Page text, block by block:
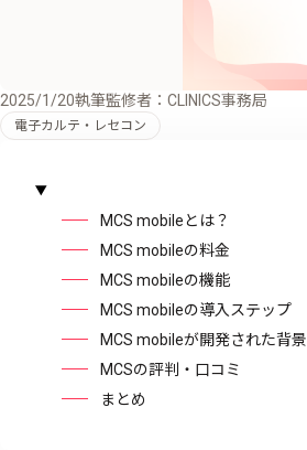
2025/1/20執筆監修者：CLINICS事務局
電子カルテ・レセコン
MCS mobileとは？
MCS mobileの料金
MCS mobileの機能
MCS mobileの導入ステップ
MCS mobileが開発された背景
MCSの評判・口コミ
まとめ